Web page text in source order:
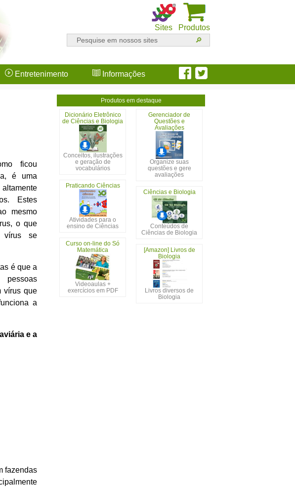
Produtos
Sites
Entretenimento Informações
ficou
é uma
Estes
mesmo
o que
vírus se
é que a
pessoas
vírus que
a
e a
fazendas
Produtos em destaque
Dicionário Eletrônico
de Ciências e Biologia
Conceitos, ilustrações
e geração de
vocabulários
Gerenciador de
Questões e
Avaliações
Organize suas
questões e gere
avaliações
Praticando Ciências
Atividades para o
ensino de Ciências
Ciências e Biologia
Conteúdos de
Ciências de Biologia
Curso on-line do Só
Matemática
Videoaulas +
exercícios em PDF
[Amazon] Livros de
Biologia
Livros diversos de
Biologia